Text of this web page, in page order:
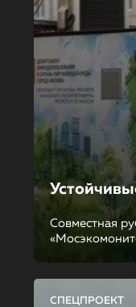
Совместная
СПЕЦПРОЕКТ